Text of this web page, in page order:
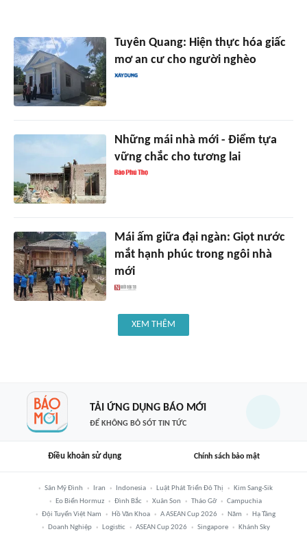
Tuyên Quang: Hiện thực hóa giấc
mơ an cư cho người nghèo
Những mái nhà mới - Điểm tựa
vững chắc cho tương lai
Mái ấm giữa đại ngàn: Giọt nước
mắt hạnh phúc trong ngôi nhà
mới
XEM THÊM
TẢI ỨNG DỤNG BÁO MỚI
ĐỂ KHÔNG BỎ SÓT TIN TỨC
Điều khoản sử dụng Chính sách bảo mật
Sân Mỹ Đình Iran Indonesia Luật Phát Triển Đô Thị
Kim Sang-Sik
Eo Biển Hormuz
Đình Bắc Xuân Son Tháo Gỡ
Campuchia
Đội Tuyển Việt Nam
Hồ Văn Khoa A ASEAN Cup 2026 Năm
Hạ Tầng
Doanh Nghiệp
Logistic ASEAN Cup 2026 Singapore Khánh Sky